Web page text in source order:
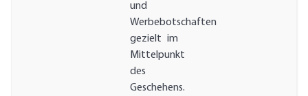
und
Werbebotschaften
gezielt im
Mittelpunkt
des
Geschehens.